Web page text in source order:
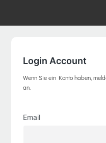
Login Account
Wenn Sie ein Konto haben,
an.
Email